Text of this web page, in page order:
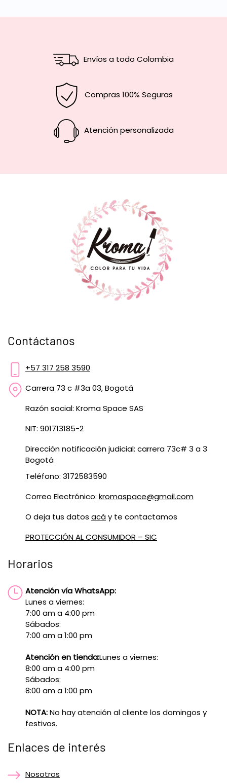
Envíos a todo Colombia
Compras 100% Seguras
Atención personalizada
Contáctanos
+57 317 258 3590
Carrera 73 c #3a 03, Bogotá
Razón social: Kroma Space SAS
NIT: 901713185-2
Dirección notificación judicial: carrera 73c# 3 a 3
Bogotá
Teléfono: 3172583590
Correo Electrónico: kromaspace@gmail.com
O deja tus datos acáy te contactamos
PROTECCIÓN AL CONSUMIDOR – SIC
Horarios
Atención vía WhatsApp:
Lunes a viernes:
7:00 am a 4:00 pm
Sábados:
7:00 am a 1:00 pm
Atención en tienda:Lunes a viernes:
8:00 am a 4:00 pm
Sábados:
8:00 am a 1:00 pm
NOTA:No hay atención al cliente los domingos y
festivos.
Enlaces de interés
Nosotros